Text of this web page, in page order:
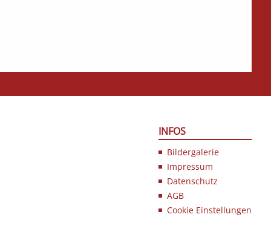
INFOS
Bildergalerie
Impressum
Datenschutz
AGB
Cookie Einstellungen